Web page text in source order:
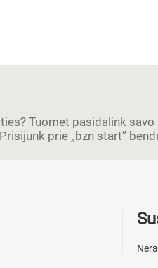
Tuomet pasidalink
prie „bzn start”
Nėra